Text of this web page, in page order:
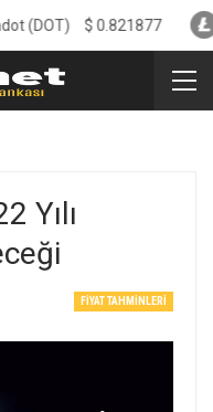
Yılı
FIYAT TAHMINLERI
$0.821877